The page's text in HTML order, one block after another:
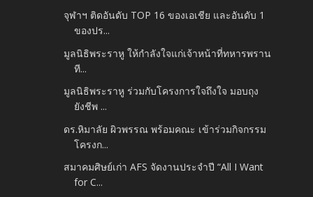
จุฬาฯ ติดอันดับ TOP 16 ของเอเชีย และอันดับ 1
ของปร...
มูลนิธิพระราหู ให้กำลังใจแก่เจ้าหน้าที่ทหารพราน
ที...
มูลนิธิพระราหู ร่วมกับโครงการใจถึงใจ มอบถุง
ยังชีพ ...
ดร.หิมาลัย ผิวพรรณ พร้อมคณะ เข้าร่วมกิจกรรม
โครงก...
สมาคมศิษย์เก่า AFS จัดงานประจำปี “All I Want
for C...